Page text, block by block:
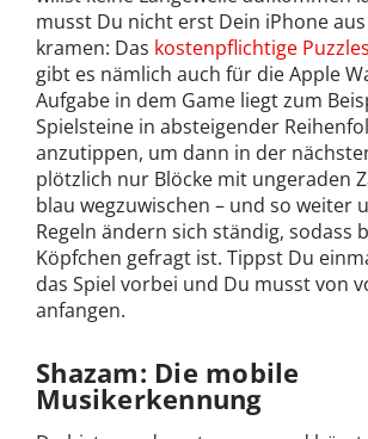
musst Du nicht erst Dein iPhone
kramen: Das kostenpflichtige
gibt es nämlich auch für die Apple
Aufgabe in dem Game liegt zum
Spielsteine in absteigender
anzutippen, um dann in der
plötzlich nur Blöcke mit ungeraden
blau wegzuwischen – und so weiter
Regeln ändern sich ständig, sodass
Köpfchen gefragt ist. Tippst Du
das Spiel vorbei und Du musst von
anfangen.
Shazam: Die mobile
Musikerkennung